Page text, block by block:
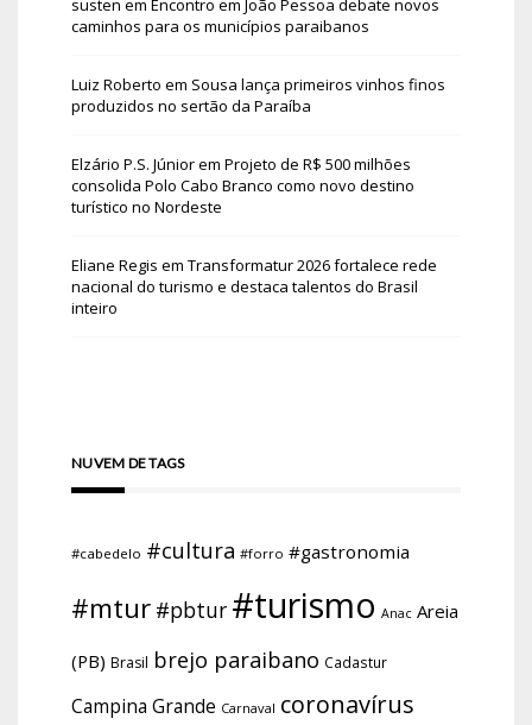
susten em Encontro em João Pessoa debate novos
caminhos para os municípios paraibanos
Luiz Roberto em Sousa lança primeiros vinhos finos
produzidos no sertão da Paraíba
Elzário P.S. Júniorem Projeto de R$ 500 milhões
consolida Polo Cabo Branco como novo destino
turístico no Nordeste
Eliane Regis em Transformatur 2026 fortalece rede
nacional do turismo e destaca talentos do Brasil
inteiro
NUVEM DE TAGS
#cabedelo #cultura #forro #gastronomia
#mtur #pbtur #turismo Anac Areia
(PB) Brasil brejo paraibano Cadastur
Campina Grande Carnaval coronavírus